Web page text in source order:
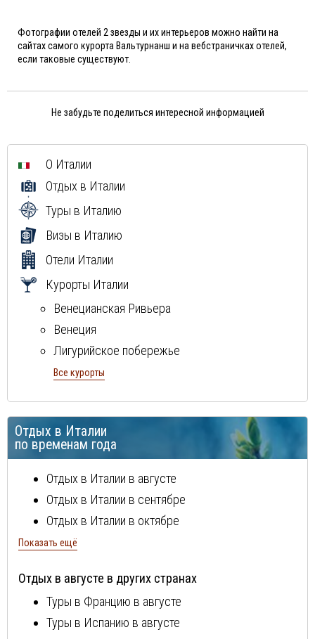
Фотографии отелей 2 звезды и их интерьеров можно найти на
сайтах самого курорта Вальтурнанш и на вебстраничках отелей,
если таковые существуют.
Не забудьте поделиться интересной информацией
О Италии
Отдых в Италии
Туры в Италию
Визы в Италию
Отели Италии
Курорты Италии
Венецианская Ривьера
Венеция
Лигурийское побережье
Милан
остров Сардиния
остров Сицилия
Рим
Тосканcкая ривьера
Флоренция
Эмилия Романия
Все курорты
Отдых в Италии
по временам года
Отдых в Италии в августе
Отдых в Италии в сентябре
Отдых в Италии в октябре
Отдых в Италии в ноябре
Отдых в Италии в январе
Отдых в Италии в феврале
Отдых в Италии в марте
Показать ещё
Отдых в августе в других странах
Туры в Францию в августе
Туры в Испанию в августе